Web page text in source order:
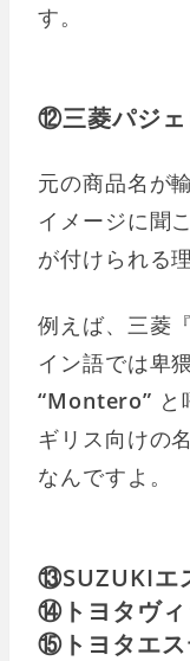
す。
⑫三菱パジェ
元の商品名が
イメージに聞
が付けられる
例えば、三菱
イン語では卑
“Montero” と
ギリス向けの
なんですよ。
⑬SUZUKIエ
⑭トヨタヴィ
⑮トヨタエス